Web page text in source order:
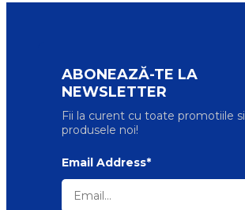
ABONEAZĂ-TE LA
NEWSLETTER
Fii la curent cu toate promotiile si
produsele noi!
Email Address*